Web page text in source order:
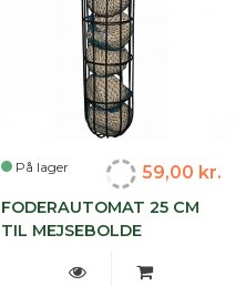
På lager 59,00 kr.
FODERAUTOMAT 25 CM
TIL MEJSEBOLDE